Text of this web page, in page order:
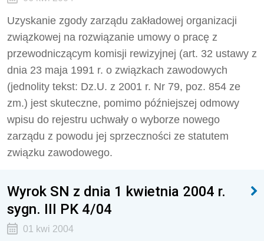
Uzyskanie zgody zarządu zakładowej organizacji
związkowej na rozwiązanie umowy o pracę z
przewodniczącym komisji rewizyjnej (art. 32 ustawy z
dnia 23 maja 1991 r. o związkach zawodowych
(jednolity tekst: Dz.U. z 2001 r. Nr 79, poz. 854 ze
zm.) jest skuteczne, pomimo późniejszej odmowy
wpisu do rejestru uchwały o wyborze nowego
zarządu z powodu jej sprzeczności ze statutem
związku zawodowego.
Wyrok SN z dnia 1 kwietnia 2004 r.
sygn. III PK 4/04
01 kwi 2004